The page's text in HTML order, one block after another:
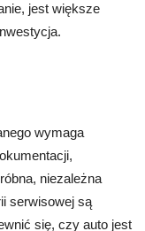
jest większe
wymaga
niezależna
serwisowej są
się, czy auto jest